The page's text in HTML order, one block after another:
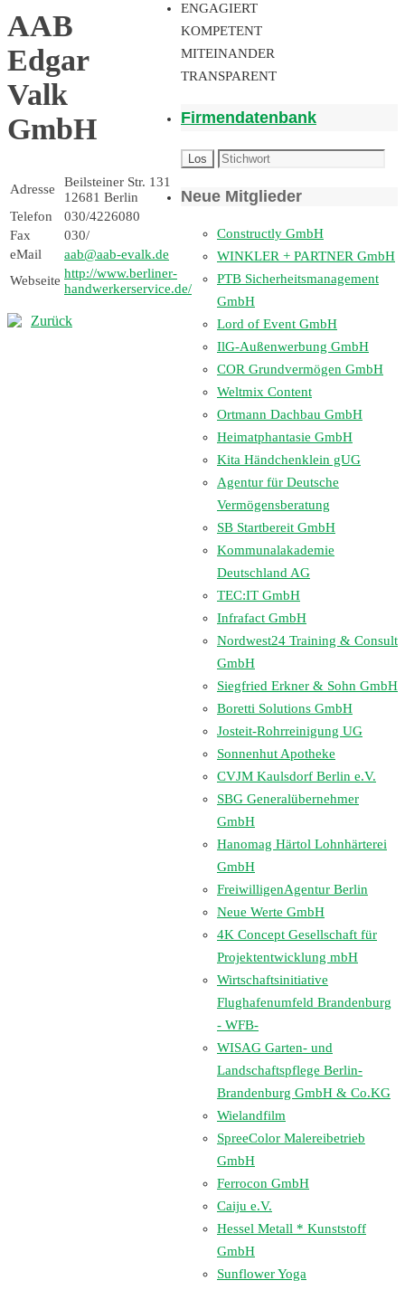
AAB
Edgar
Valk
GmbH
Adresse
Beilsteiner Str. 131
12681 Berlin
Telefon
030/4226080
Fax
030/
eMail
aab@aab-evalk.de
Webseite http://www.berliner-
handwerkerservice.de/
Zurück
ENGAGIERT
KOMPETENT
MITEINANDER
TRANSPARENT
Firmendatenbank
Neue Mitglieder
Constructly GmbH
WINKLER + PARTNER GmbH
PTB Sicherheitsmanagement
GmbH
Lord of Event GmbH
IlG-Außenwerbung GmbH
COR Grundvermögen GmbH
Weltmix Content
Ortmann Dachbau GmbH
Heimatphantasie GmbH
Kita Händchenklein gUG
Agentur für Deutsche
Vermögensberatung
SB Startbereit GmbH
Kommunalakademie
Deutschland AG
TEC:IT GmbH
Infrafact GmbH
Nordwest24 Training & Consult
GmbH
Siegfried Erkner & Sohn GmbH
Boretti Solutions GmbH
Josteit-Rohrreinigung UG
Sonnenhut Apotheke
CVJM Kaulsdorf Berlin e.V.
SBG Generalübernehmer
GmbH
Hanomag Härtol Lohnhärterei
GmbH
FreiwilligenAgentur Berlin
Neue Werte GmbH
4K Concept Gesellschaft für
Projektentwicklung mbH
Wirtschaftsinitiative
Flughafenumfeld Brandenburg
- WFB-
WISAG Garten- und
Landschaftspflege Berlin-
Brandenburg GmbH & Co.KG
Wielandfilm
SpreeColor Malereibetrieb
GmbH
Ferrocon GmbH
Caiju e.V.
Hessel Metall * Kunststoff
GmbH
Sunflower Yoga